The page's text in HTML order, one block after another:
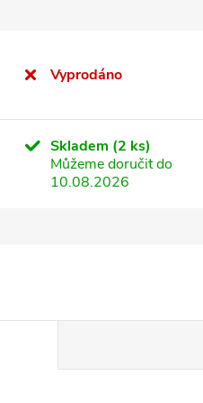
Vyprodáno
Skladem (2 ks)
Můžeme doručit do
10.08.2026